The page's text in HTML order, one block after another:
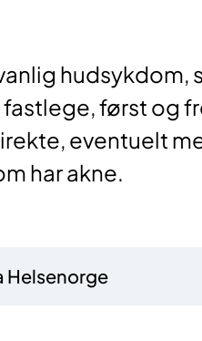
først og
eventuelt
har akne.
Helsenorge